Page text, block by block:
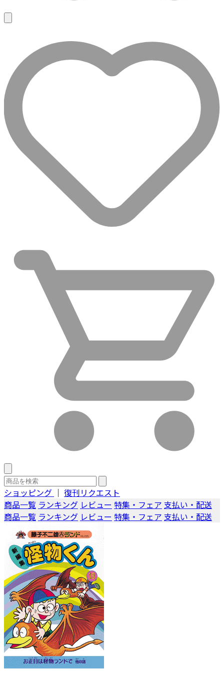
ショッピング ｜ 復刊リクエスト
商品一覧 ランキング レビュー 特集・フェア 支払い・配送
商品一覧 ランキング レビュー 特集・フェア 支払い・配送